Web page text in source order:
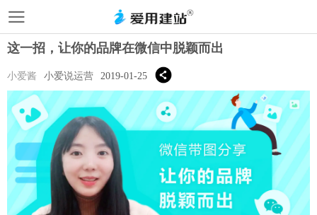
这一招，让你的品牌在微信中脱颖而出
小爱酱 小爱说运营 2019-01-25